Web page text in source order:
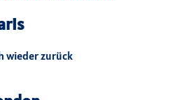
wieder zurück